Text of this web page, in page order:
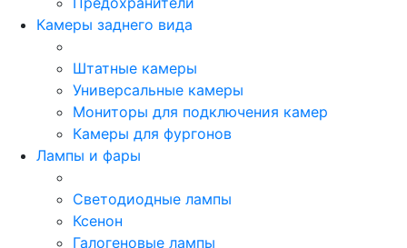
Камеры заднего вида
Штатные камеры
Универсальные камеры
Мониторы для подключения камер
Камеры для фургонов
Лампы и фары
Светодиодные лампы
Ксенон
Галогеновые лампы